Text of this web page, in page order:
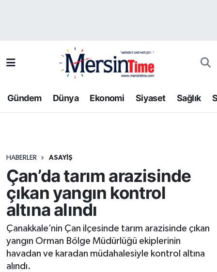
Gündem Dünya Ekonomi Siyaset Sağlık
HABERLER ASAYIŞ
Çan’da tarım arazisinde
çıkan yangın kontrol
altına alındı
Çanakkale’nin Çan ilçesinde tarım arazisinde çıkan
yangın Orman Bölge Müdürlüğü ekiplerinin
havadan ve karadan müdahalesiyle kontrol altına
alındı.
Bilim-Teknoloji
Dünya
Ekonomi
Gündem
Kültür-Sanat
Resmi İlan
Sağlık
Trafik Durumu
Tüm Manşetler
Haber Arşivi